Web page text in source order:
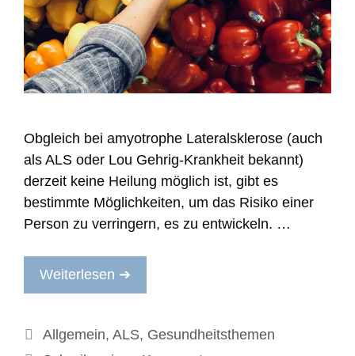
Obgleich bei amyotrophe Lateralsklerose (auch
als ALS oder Lou Gehrig-Krankheit bekannt)
derzeit keine Heilung möglich ist, gibt es
bestimmte Möglichkeiten, um das Risiko einer
Person zu verringern, es zu entwickeln. …
Weiterlesen ➔
Kategorien
Allgemein, ALS, Gesundheitsthemen